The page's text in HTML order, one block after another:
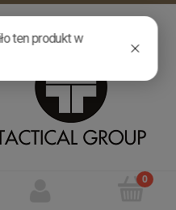
Zaloguj się